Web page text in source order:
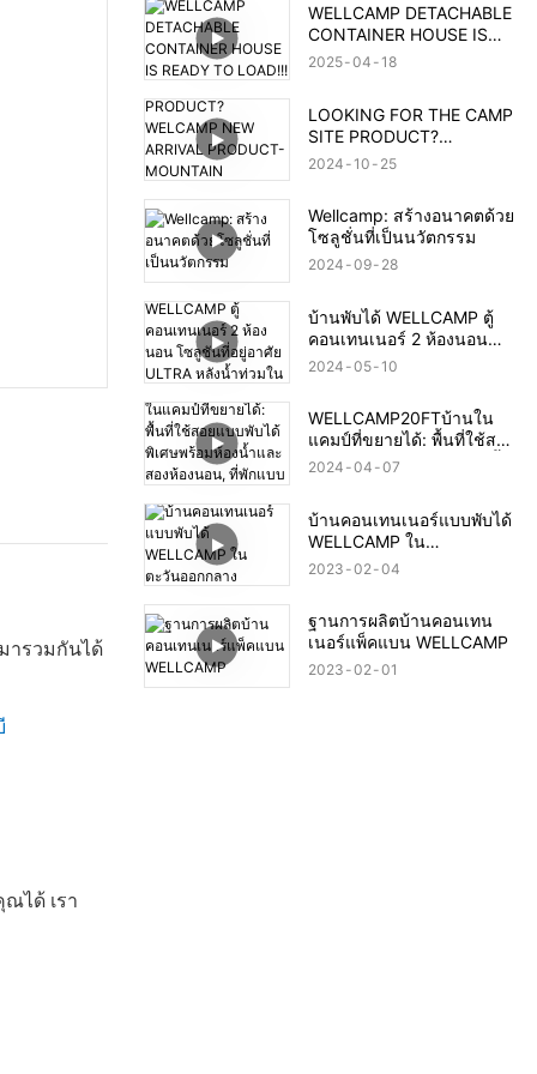
ารวมกันได้
ได้ เรา
WELLCAMP DETACHABLE
CONTAINER HOUSE IS
READY TO LOAD!!!
2025 04 18
LOOKING FOR THE CAMP
SITE PRODUCT?
WELCAMP NEW ARRIVAL
NEED!!!
2024 10 25
Wellcamp: สร้างอนาคตด้วย
โซลูชั่นที่เป็นนวัตกรรม
2024 09 28
บ้านพับได้ WELLCAMP ตู้
คอนเทนเนอร์ 2 ห้องนอน
โซลูชันที่อยู่อาศัย ULTRA
2024 05 10
WELLCAMP20FTบ้านใน
แคมป์ที่ขยายได้: พื้นที่ใช้สอย
แบบพับได้พิเศษพร้อมห้องน้ำ
อย่างรวดเร็ว
2024 04 07
บ้านคอนเทนเนอร์แบบพับได้
WELLCAMP ใน
ตะวันออกกลาง
2023 02 04
ฐานการผลิตบ้านคอนเทน
เนอร์แพ็คแบน WELLCAMP
2023 02 01